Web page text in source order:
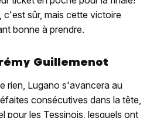
c'est sûr, mais cette victoire
bonne à prendre.
Guillemenot
rien, Lugano s'avancera au
consécutives dans la tête,
pour les Tessinois, lesquels ont